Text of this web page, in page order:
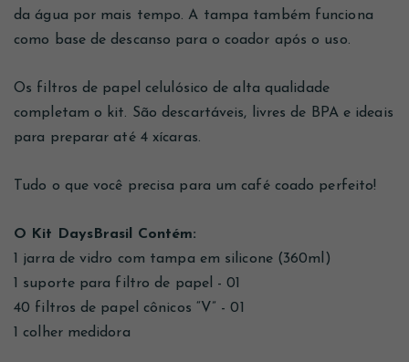
da água por mais tempo. A tampa também funciona
como base de descanso para o coador após o uso.
Os filtros de papel celulósico de alta qualidade
completam o kit. São descartáveis, livres de BPA e ideais
para preparar até 4 xícaras.
Tudo o que você precisa para um café coado perfeito!
O Kit DaysBrasil Contém:
1 jarra de vidro com tampa em silicone (360ml)
1 suporte para filtro de papel - 01
40 filtros de papel cônicos “V” - 01
1 colher medidora